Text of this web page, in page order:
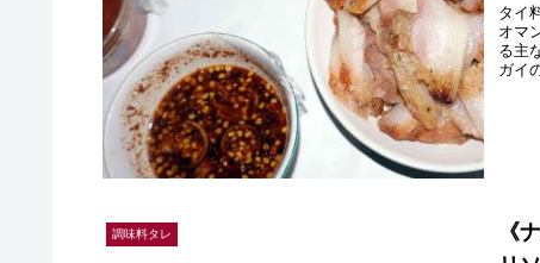
タイ
オマ
る主
ガイ
調味料タレ
《